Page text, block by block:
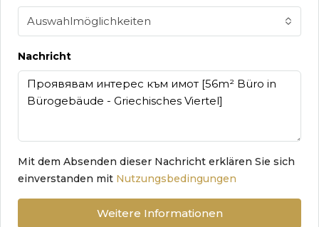
Auswahlmöglichkeiten
Nachricht
Mit dem Absenden dieser Nachricht erklären Sie sich
einverstanden mit Nutzungsbedingungen
Weitere Informationen